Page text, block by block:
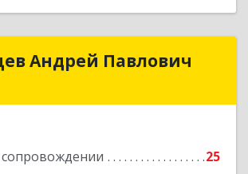
Андрей Павлович
25
Андрей Павлович
Подробнее